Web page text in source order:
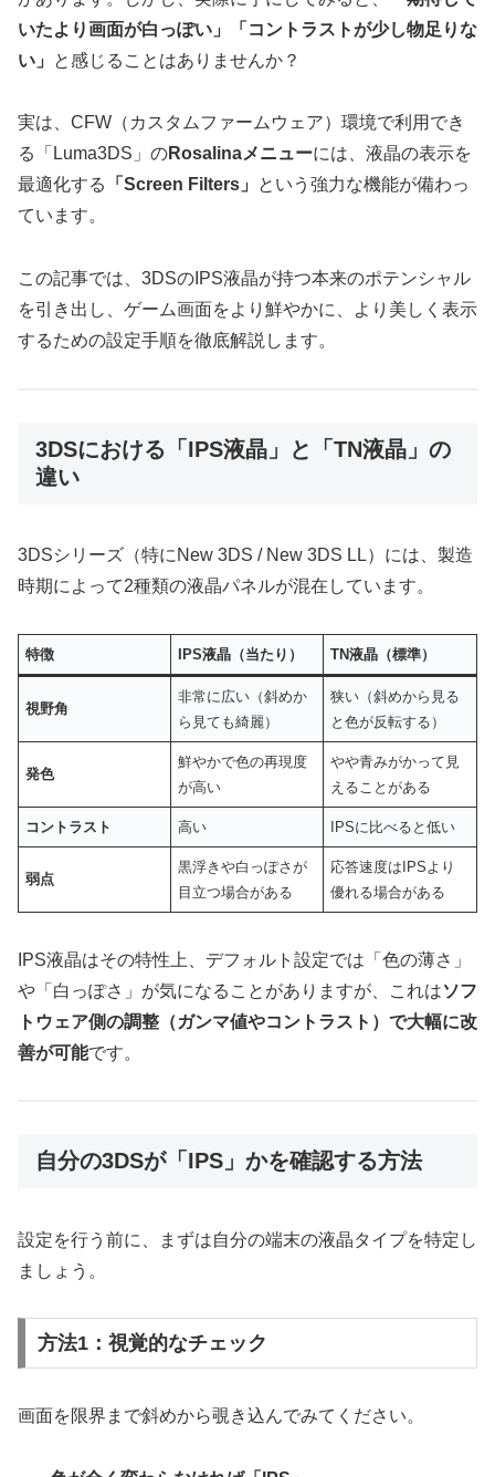
いたより画面が白っぽい」「コントラストが少し物足りな
い」
と感じることはありませんか？
実は、CFW（カスタムファームウェア）環境で利用でき
る「Luma3DS」のRosalinaメニューには、液晶の表示を
最適化する
「Screen Filters」
という強力な機能が備わっ
ています。
この記事では、3DSのIPS液晶が持つ本来のポテンシャル
を引き出し、ゲーム画面をより鮮やかに、より美しく表示
するための設定手順を徹底解説します。
3DSにおける「IPS液晶」と「TN液晶」の
違い
3DSシリーズ（特にNew 3DS / New 3DS LL）には、製造
時期によって2種類の液晶パネルが混在しています。
特徴 IPS液晶（当たり） TN液晶（標準）
視野角
非常に広い（斜めか
ら見ても綺麗）
狭い（斜めから見る
と色が反転する）
発色
鮮やかで色の再現度
が高い
やや青みがかって見
えることがある
コントラスト 高い IPSに比べると低い
弱点
黒浮きや白っぽさが
目立つ場合がある
応答速度はIPSより
優れる場合がある
IPS液晶はその特性上、デフォルト設定では「色の薄さ」
や「白っぽさ」が気になることがありますが、これはソフ
トウェア側の調整（ガンマ値やコントラスト）で大幅に改
善が可能です。
自分の3DSが「IPS」かを確認する方法
設定を行う前に、まずは自分の端末の液晶タイプを特定し
ましょう。
方法1：視覚的なチェック
画面を限界まで斜めから覗き込んでみてください。